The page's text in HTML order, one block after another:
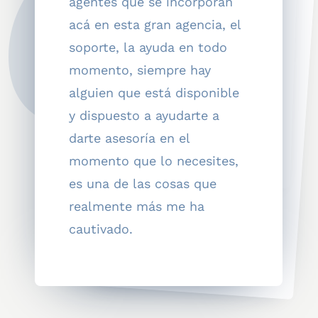
acá en esta gran agencia, el
soporte, la ayuda en todo
momento, siempre hay
alguien que está disponible
y dispuesto a ayudarte a
darte asesoría en el
momento que lo necesites,
es una de las cosas que
realmente más me ha
cautivado.
mucha productividad.
tener paz mental.
Aquí de verdad he
encontrado todo lo que
andaba buscando en otras
dinero.
nosotros los agentes.
La experiencia de trabajar con Curiman Brokers es algo extraordinariamente bueno. Llevo nueve años trabajando con Curiman Brokers Group y créanme que se aprende mucho, se disfruta mucho y lo más importante: es una oficina muy seria en la parte laboral.
pesar de ser joven.
agentes.